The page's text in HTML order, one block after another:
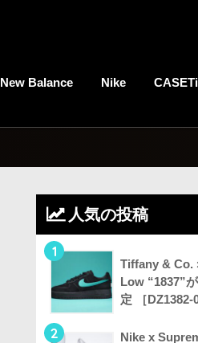
New Balance Nike
人気の投稿
1
Tiffany & Co.
Low “1837”
定 ［DZ1382-
2
Nike x